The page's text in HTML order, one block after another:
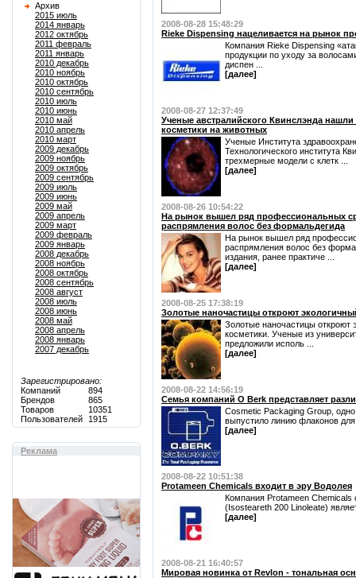
Архив
2015 июль
2014 январь
2012 октябрь
2011 февраль
2011 январь
2010 декабрь
2010 ноябрь
2010 октябрь
2010 сентябрь
2010 июль
2010 июнь
2010 май
2010 апрель
2010 март
2009 декабрь
2009 ноябрь
2009 октябрь
2009 сентябрь
2009 июль
2009 июнь
2009 май
2009 апрель
2009 март
2009 февраль
2009 январь
2008 декабрь
2008 ноябрь
2008 октябрь
2008 сентябрь
2008 август
2008 июль
2008 июнь
2008 май
2008 апрель
2008 январь
2007 декабрь
Зарегистрировано:
Компаний
894
Брендов
865
Товаров
10351
Пользователей
1915
Реклама
2008-08-28 15:48:29
Rieke Dispensing нацеливается на рынок
Компания Rieke Dispensing
продукции по уходу за
диспен ...
[далее]
2008-08-27 12:37:49
Ученые австралийского Квинслэнда нашли
косметики на животных
Ученые Института
Технологического института
трехмерные модели с клетк ...
[далее]
2008-08-26 10:54:22
На рынок вышел ряд профессиональных
распрямления волос без формальдегида
На рынок вышел ряд
распрямления волос без
издания, ранее практиче ...
[далее]
2008-08-25 17:38:19
Золотые наночастицы откроют
Золотые наночастицы откроют
косметики. Ученые из
предложили исполь ...
[далее]
2008-08-22 14:56:19
Семья компаний O Berk представляет
Cosmetic Packaging Group,
выпустило линию флаконов
[далее]
2008-08-22 10:51:38
Protameen Chemicals входит в эру Водолея
Компания Protameen Chemicals
(Isosteareth 200 Linoleate)
[далее]
2008-08-21 16:40:57
Мировая новинка от Revlon - тональная